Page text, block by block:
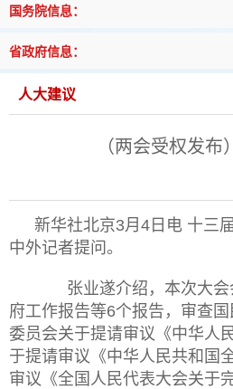
国务院信息：
省政府信息：
人大建议
（两会受权发
新华社北京3月4日电 十三
中外记者提问。
张业遂介绍，本次大会
府工作报告等6个报告，审查
委员会关于提请审议《中华人
于提请审议《中华人民共和国
审议《全国人民代表大会关于